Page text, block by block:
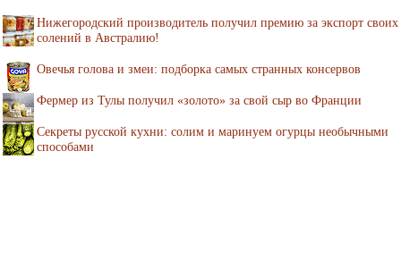
Нижегородский производитель получил премию за экспорт своих
солений в Австралию!
Овечья голова и змеи: подборка самых странных консервов
Фермер из Тулы получил «золото» за свой сыр во Франции
Секреты русской кухни: солим и маринуем огурцы необычными
способами